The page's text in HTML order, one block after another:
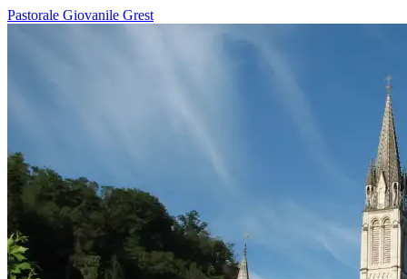
Pastorale Giovanile Grest